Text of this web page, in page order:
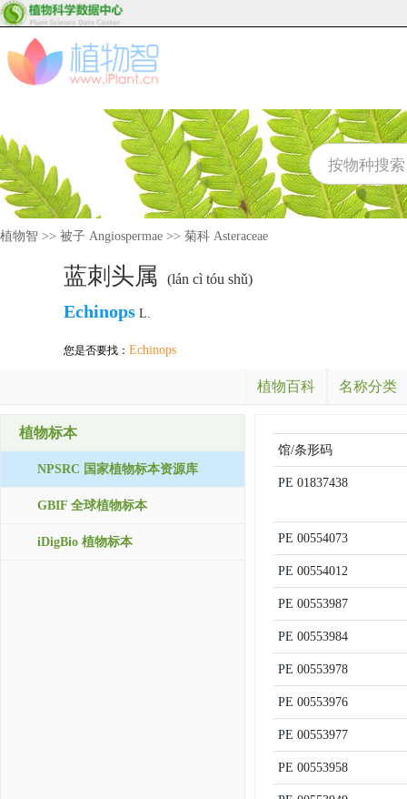
植物智 >> 被子 Angiospermae >> 菊科 Asteraceae
蓝刺头属 (lán cì tóu shǔ)
Echinops L.
您是否要找： Echinops
植物百科 名称分类
植物标本
NPSRC 国家植物标本资源库
GBIF 全球植物标本
iDigBio 植物标本
馆/条形码
PE 01837438
PE 00554073
PE 00554012
PE 00553987
PE 00553984
PE 00553978
PE 00553976
PE 00553977
PE 00553958